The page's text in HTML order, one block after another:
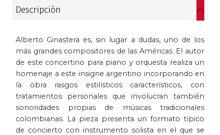
Historia
Ingeniería
Lenguas
Literatura
Descripción
Alberto Ginastera es, sin lugar a dudas, uno de los
más grandes compositores de las Américas. El autor
de este concertino para piano y orquesta realiza un
homenaje a este insigne argentino incorporando en
la obra rasgos estilísticos característicos, con
tratamientos personales que involucran también
sonoridades propias de músicas tradicionales
colombianas. La pieza presenta un formato típico
de concierto con instrumento solista en el que se